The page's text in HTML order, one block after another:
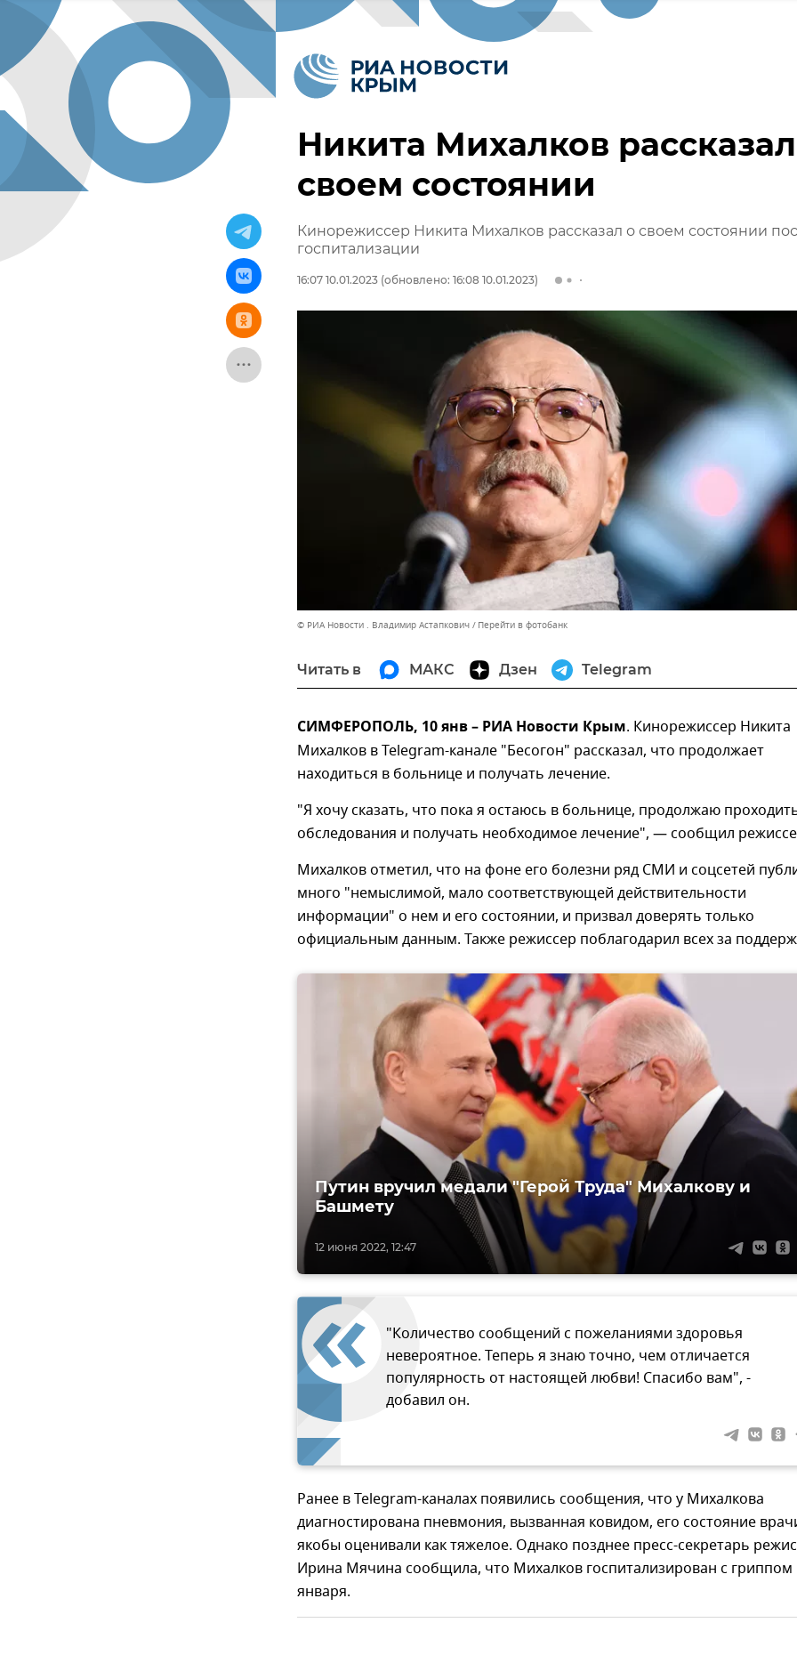
Никита Михалков
своем состоянии
Кинорежиссер Никита Михалков рассказал о своем состоянии
госпитализации
16:07 10.01.2023 (обновлено: 16:08 10.01.2023)
© РИА Новости . Владимир Астапкович Перейти в фотобанк
Читать в МАКС Дзен Telegram
СИМФЕРОПОЛЬ, 10 янв – РИА Новости Крым. Кинорежиссер Никита
Михалков в Telegram-канале "Бесогон" рассказал, что продолжает
находиться в больнице и получать лечение.
"Я хочу сказать, что пока я остаюсь в больнице, продолжаю
обследования и получать необходимое лечение", — сообщил
Михалков отметил, что на фоне его болезни ряд СМИ и соцсетей
много "немыслимой, мало соответствующей действительности
информации" о нем и его состоянии, и призвал доверять только
официальным данным. Также режиссер поблагодарил всех за
12 июня 2022, 12:47
Путин вручил медали "Герой Труда" Михалкову и
Башмету
"Количество сообщений с пожеланиями здоровья
невероятное. Теперь я знаю точно, чем отличается
популярность от настоящей любви! Спасибо вам", -
добавил он.
Ранее в Telegram-каналах появились сообщения, что у Михалкова
диагностирована пневмония, вызванная ковидом, его состояние
якобы оценивали как тяжелое. Однако позднее пресс-секретарь
Ирина Мячина сообщила, что Михалков госпитализирован с гриппом
января.